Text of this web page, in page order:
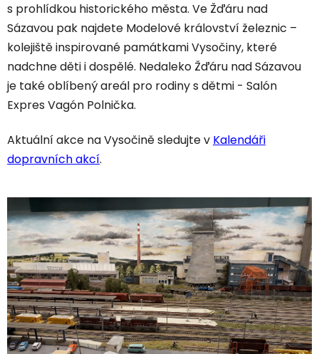
s prohlídkou historického města. Ve Žďáru nad
Sázavou pak najdete Modelové království železnic –
kolejiště inspirované památkami Vysočiny, které
nadchne děti i dospělé. Nedaleko Žďáru nad Sázavou
je také oblíbený areál pro rodiny s dětmi - Salón
Expres Vagón Polnička.
Aktuální akce na Vysočině sledujte v Kalendáři
dopravních akcí.
V
ý
p
i
s
č
l
á
n